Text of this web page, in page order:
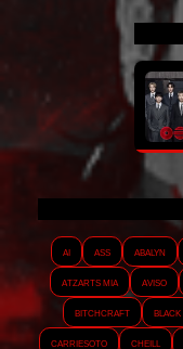
AI ASS Abalyn
Atzarts Mia
Aviso
Bitchcraft
Black
Carriesoto
Cheill